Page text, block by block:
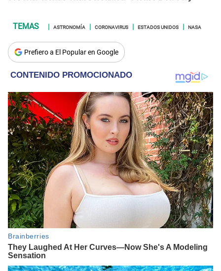
ASTRONOMÍA CORONAVIRUS ESTADOS UNIDOS NASA
Prefiero a El Popular en Google